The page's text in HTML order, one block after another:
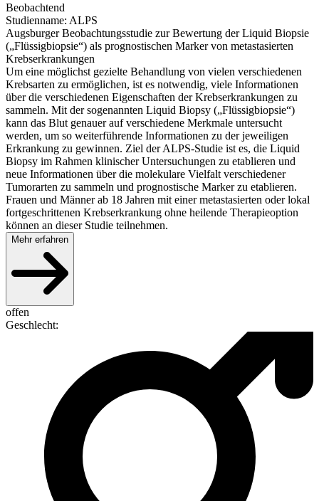
Beobachtend
Studienname: ALPS
Augsburger Beobachtungsstudie zur Bewertung der Liquid Biopsie
(„Flüssigbiopsie“) als prognostischen Marker von metastasierten
Krebserkrankungen
Um eine möglichst gezielte Behandlung von vielen verschiedenen
Krebsarten zu ermöglichen, ist es notwendig, viele Informationen
über die verschiedenen Eigenschaften der Krebserkrankungen zu
sammeln. Mit der sogenannten Liquid Biopsy („Flüssigbiopsie“)
kann das Blut genauer auf verschiedene Merkmale untersucht
werden, um so weiterführende Informationen zu der jeweiligen
Erkrankung zu gewinnen. Ziel der ALPS-Studie ist es, die Liquid
Biopsy im Rahmen klinischer Untersuchungen zu etablieren und
neue Informationen über die molekulare Vielfalt verschiedener
Tumorarten zu sammeln und prognostische Marker zu etablieren.
Frauen und Männer ab 18 Jahren mit einer metastasierten oder lokal
fortgeschrittenen Krebserkrankung ohne heilende Therapieoption
können an dieser Studie teilnehmen.
Mehr erfahren
offen
Geschlecht: